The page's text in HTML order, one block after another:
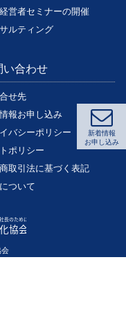
新着情報
お申し込み
営者セミナーの開催
ルティング
い合わせ
せ先
報お申し込み
バシーポリシー
ポリシー
取引法に基づく表記
ついて
会